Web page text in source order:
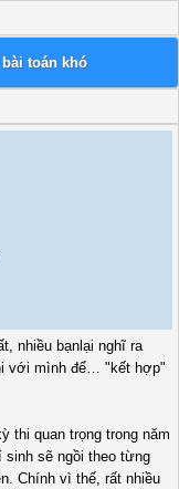
toán khó
nhiều bạnlại nghĩ ra
với mình để… "kết hợp"
thi quan trọng trong năm
sẽ ngồi theo từng
Chính vì thế, rất nhiều